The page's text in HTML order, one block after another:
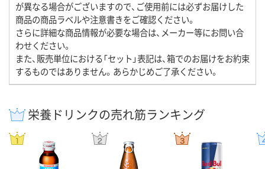
が異なる場合がございますので、ご使用前には必ずお届けした
商品の商品ラベルや注意書きをご確認ください。
さらに詳細な商品情報が必要な場合は、メーカー等にお問い合
わせください。
また、販売単位における「セット」表記は、箱でのお届けをお約束
するものではありません。あらかじめご了承ください。
栄養ドリンクの売れ筋ランキング